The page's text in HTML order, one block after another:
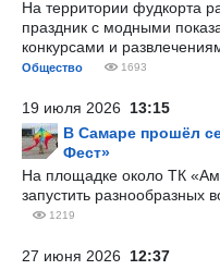
На территории фудкорта
праздник с модными
конкурсами и
Общество 1693
19 июля 2026 13:15
В Самаре прошёл
Фест»
На площадке около ТК
запустить разнообразных
1219
27 июня 2026 12:37